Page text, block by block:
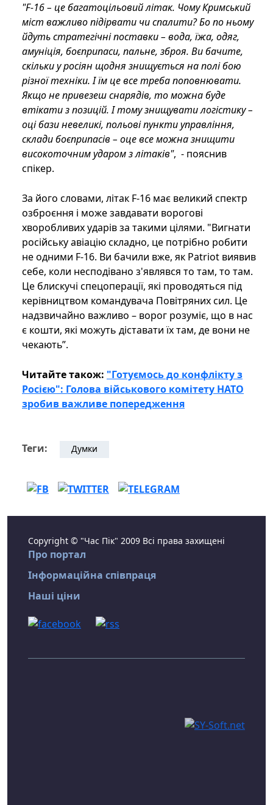
"F-16 – це багатоцільовий літак. Чому Кримський
міст важливо підірвати чи спалити? Бо по ньому
йдуть стратегічні поставки – вода, їжа, одяг,
амуніція, боєприпаси, пальне, зброя. Ви бачите,
скільки у росіян щодня знищується на полі бою
різної техніки. І їм це все треба поповнювати.
Якщо не привезеш снарядів, то можна буде
втікати з позицій. І тому знищувати логістику –
оці бази невеликі, польові пункти управління,
склади боєприпасів – оце все можна знищити
високоточним ударом з літаків", - пояснив
спікер.
За його словами, літак F-16 має великий спектр
озброєння і може завдавати ворогові
хворобливих ударів за такими цілями. "Вигнати
російську авіацію складно, це потрібно робити
не одними F-16. Ви бачили вже, як Patriot виявив
себе, коли несподівано з'являвся то там, то там.
Це блискучі спецоперації, які проводяться під
керівництвом командувача Повітряних сил. Це
надзвичайно важливо – ворог розуміє, що в нас
є кошти, які можуть діставати їх там, де вони не
чекають”.
Читайте також: "Готуємось до конфлікту з
Росією": Голова військового комітету НАТО
зробив важливе попередження
Теги: Думки
Copyright © "Час Пік" 2009 Всі права захищені
Про портал
Інформаційна співпраця
Наші ціни